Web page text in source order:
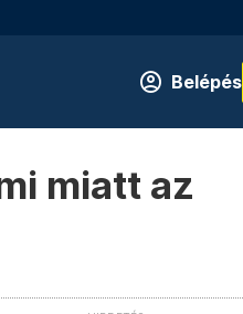
Belépés
miatt az